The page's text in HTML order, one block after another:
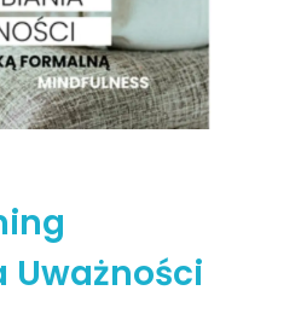
Uważności